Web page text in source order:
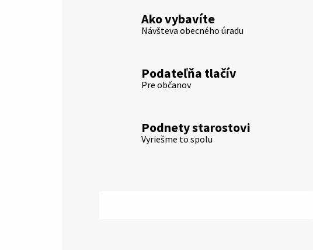
Ako vybavíte
Návšteva obecného úradu
Podateľňa tlačív
Pre občanov
Podnety starostovi
Vyriešme to spolu